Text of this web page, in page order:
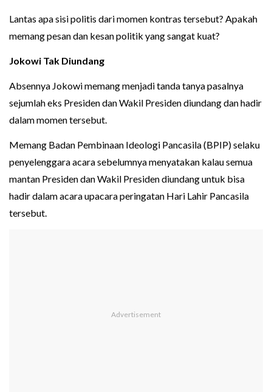
Lantas apa sisi politis dari momen kontras tersebut? Apakah
memang pesan dan kesan politik yang sangat kuat?
Jokowi Tak Diundang
Absennya Jokowi memang menjadi tanda tanya pasalnya
sejumlah eks Presiden dan Wakil Presiden diundang dan hadir
dalam momen tersebut.
Memang Badan Pembinaan Ideologi Pancasila (BPIP) selaku
penyelenggara acara sebelumnya menyatakan kalau semua
mantan Presiden dan Wakil Presiden diundang untuk bisa
hadir dalam acara upacara peringatan Hari Lahir Pancasila
tersebut.